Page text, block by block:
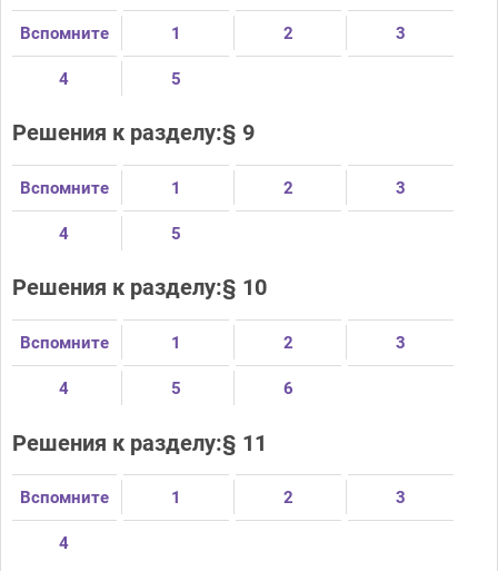
Вспомните 1 2 3
4 5
Решения к разделу:§ 9
Вспомните 1 2 3
4 5
Решения к разделу:§ 10
Вспомните 1 2 3
4 5 6
Решения к разделу:§ 11
Вспомните 1 2 3
4